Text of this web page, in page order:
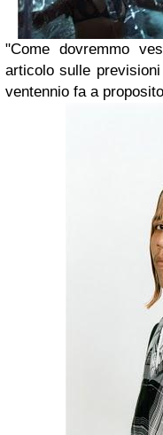
"Come dovremmo
articolo sulle
ventennio fa a